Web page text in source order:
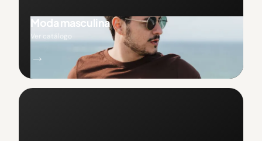
Moda masculina
Ver catálogo
→